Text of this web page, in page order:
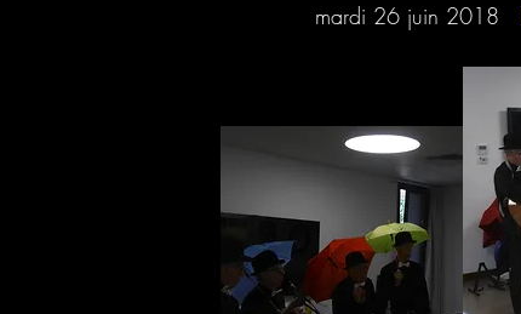
mardi 26 juin 2018